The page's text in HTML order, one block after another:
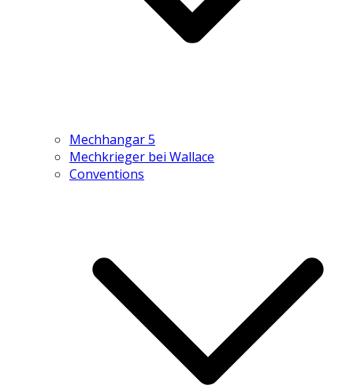
Mechhangar 5
Mechkrieger bei Wallace
Conventions